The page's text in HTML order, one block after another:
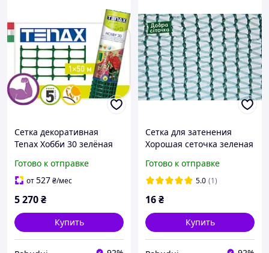
Сетка декоративная
Tenax Хобби 30 зелёная
Готово к отправке
от527₴/мес
5 270₴
Купить
Сетка для затенения
Хорошая сеточка зеленая
Готово к отправке
5.0 (1)
16₴
Купить